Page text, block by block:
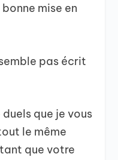
mise en
pas écrit
que je vous
le même
que votre